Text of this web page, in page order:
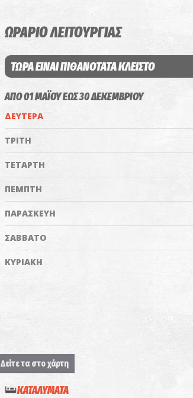
ΩΡΑΡΙΟ ΛΕΙΤΟΥΡΓΙΑΣ
ΤΩΡΑ ΕΙΝΑΙ ΠΙΘΑΝΟΤΑΤΑ ΚΛΕΙΣΤΟ
ΑΠΟ 01 ΜΑΪΟΥ ΕΩΣ 30 ΔΕΚΕΜΒΡΙΟΥ
ΔΕΥΤΕΡΑ
ΤΡΙΤΗ
ΤΕΤΑΡΤΗ
ΠΕΜΠΤΗ
ΠΑΡΑΣΚΕΥΗ
ΣΑΒΒΑΤΟ
ΚΥΡΙΑΚΗ
Δείτε τα στο χάρτη
ΚΑΤΑΛΥΜΑΤΑ